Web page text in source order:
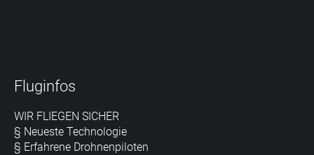
Fluginfos
WIR FLIEGEN SICHER
§ Neueste Technologie
§ Erfahrene Drohnenpiloten